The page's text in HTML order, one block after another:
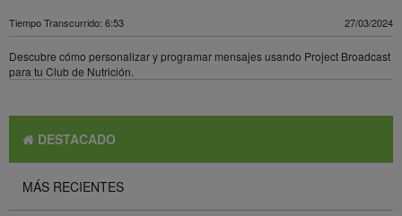
Tiempo Transcurrido: 6:53 27/03/2024
Descubre cómo personalizar y programar mensajes usando Project Broadcast
para tu Club de Nutrición.
DESTACADO
MÁS RECIENTES